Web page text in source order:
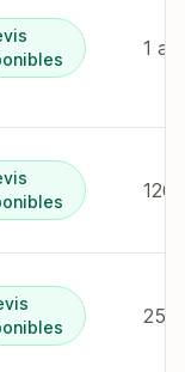
1 av
126
25